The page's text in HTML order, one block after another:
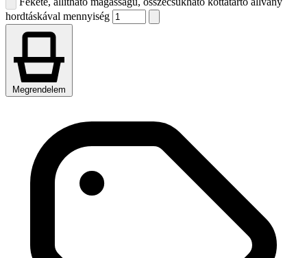
hordtáskával mennyiség
Megrendelem